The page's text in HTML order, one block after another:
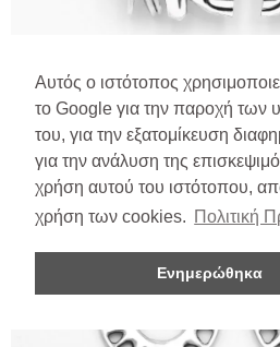
Αυτός ο ιστότοπος
το Google για την παροχή των
του, για την εξατομίκευση
για την ανάλυση της
χρήση αυτού του ιστότοπου,
χρήση των cookies. Πολιτική
Ενημερώθηκα